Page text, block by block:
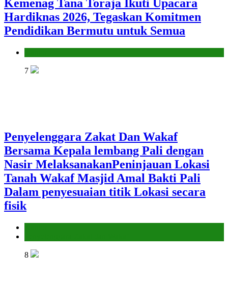
Kemenag Tana Toraja Ikuti Upacara
Hardiknas 2026, Tegaskan Komitmen
Pendidikan Bermutu untuk Semua
7
Penyelenggara Zakat Dan Wakaf
Bersama Kepala lembang Pali dengan
Nasir MelaksanakanPeninjauan Lokasi
Tanah Wakaf Masjid Amal Bakti Pali
Dalam penyesuaian titik Lokasi secara
fisik
8